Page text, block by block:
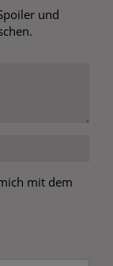
und
mit dem